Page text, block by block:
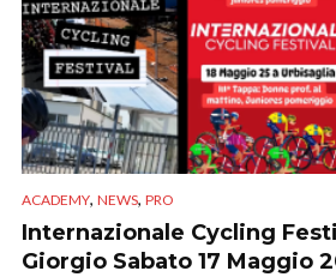
ACADEMY, NEWS, PRO
Internazionale Cycling
Giorgio Sabato 17 Maggio